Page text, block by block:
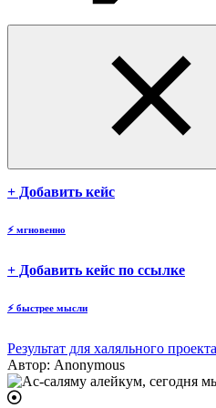
body
+ Добавить кейс
⚡ мгновенно
body
+ Добавить кейс по ссылке
⚡ быстрее мысли
Результат для халяльного
Автор: Anonymous